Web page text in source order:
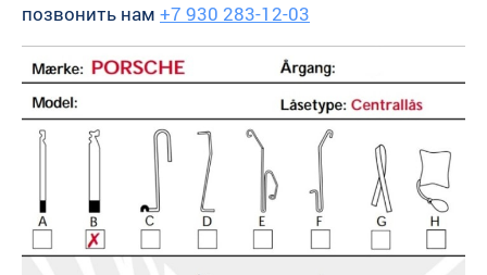
позвонить нам +7 930 283-12-03